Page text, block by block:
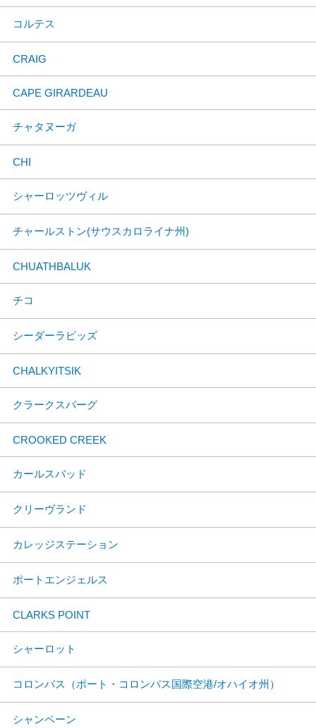
コルテス
CRAIG
CAPE GIRARDEAU
チャタヌーガ
CHI
シャーロッツヴィル
チャールストン(サウスカロライナ州)
CHUATHBALUK
チコ
シーダーラピッズ
CHALKYITSIK
クラークスバーグ
CROOKED CREEK
カールスバッド
クリーヴランド
カレッジステーション
ポートエンジェルス
CLARKS POINT
シャーロット
コロンバス（ポート・コロンバス国際空港/オハイオ州）
シャンペーン